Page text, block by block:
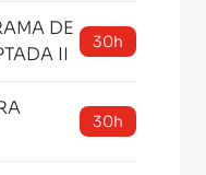
DE
II
30h
30h